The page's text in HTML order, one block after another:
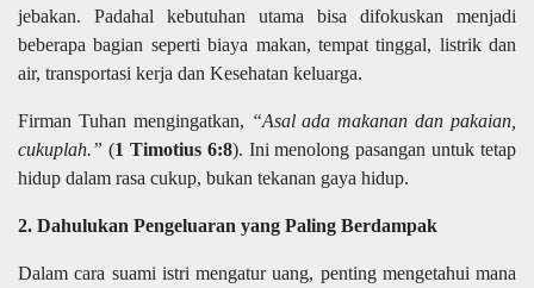
jebakan. Padahal kebutuhan utama bisa difokuskan menjadi
beberapa bagian seperti biaya makan, tempat tinggal, listrik dan
air, transportasi kerja dan Kesehatan keluarga.
Firman Tuhan mengingatkan, “Asal ada makanan dan pakaian,
cukuplah.” (1 Timotius 6:8). Ini menolong pasangan untuk tetap
hidup dalam rasa cukup, bukan tekanan gaya hidup.
2. Dahulukan Pengeluaran yang Paling Berdampak
Dalam cara suami istri mengatur uang, penting mengetahui mana